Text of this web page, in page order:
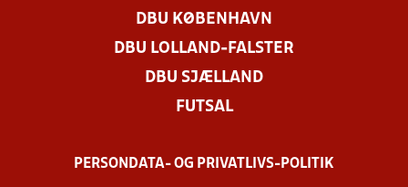
DBU KØBENHAVN
DBU LOLLAND-FALSTER
DBU SJÆLLAND
FUTSAL
PERSONDATA- OG PRIVATLIVS-POLITIK